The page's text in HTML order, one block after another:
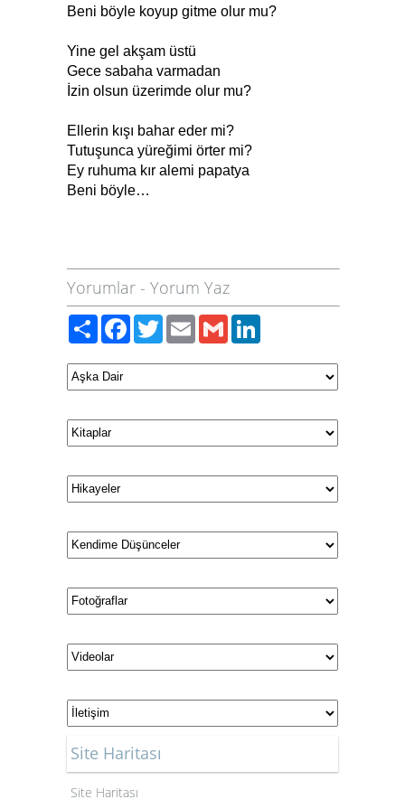
Beni böyle koyup gitme olur mu?
Yine gel akşam üstü
Gece sabaha varmadan
İzin olsun üzerimde olur mu?
Ellerin kışı bahar eder mi?
Tutuşunca yüreğimi örter mi?
Ey ruhuma kır alemi papatya
Beni böyle…
Yorumlar - Yorum Yaz
PaylaşFacebook
TwitterEmailGmail
Site Haritası
Site Haritası